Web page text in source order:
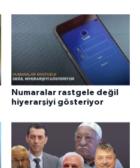
Numaralar rastgele değil
hiyerarşiyi gösteriyor